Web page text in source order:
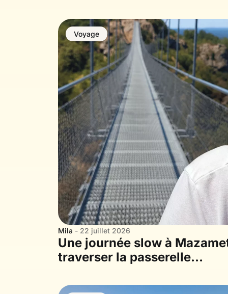
Voyage
Mila - 22 juillet 2026
Une journée slow à
traverser la passerelle
Hautpoul